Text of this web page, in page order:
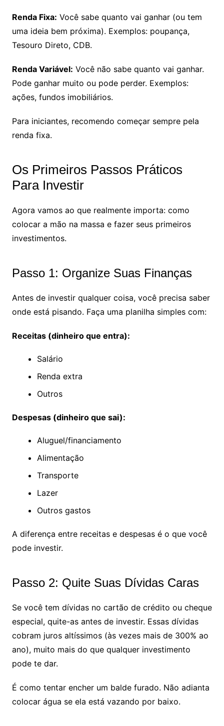
Renda Fixa: Você sabe quanto vai ganhar (ou tem
uma ideia bem próxima). Exemplos: poupança,
Tesouro Direto, CDB.
Renda Variável: Você não sabe quanto vai ganhar.
Pode ganhar muito ou pode perder. Exemplos:
ações, fundos imobiliários.
Para iniciantes, recomendo começar sempre pela
renda fixa.
Os Primeiros Passos Práticos
Para Investir
Agora vamos ao que realmente importa: como
colocar a mão na massa e fazer seus primeiros
investimentos.
Passo 1: Organize Suas Finanças
Antes de investir qualquer coisa, você precisa saber
onde está pisando. Faça uma planilha simples com:
Receitas (dinheiro que entra):
Salário
Renda extra
Outros
Despesas (dinheiro que sai):
Aluguel/financiamento
Alimentação
Transporte
Lazer
Outros gastos
A diferença entre receitas e despesas é o que você
pode investir.
Passo 2: Quite Suas Dívidas Caras
Se você tem dívidas no cartão de crédito ou cheque
especial, quite-as antes de investir. Essas dívidas
cobram juros altíssimos (às vezes mais de 300% ao
ano), muito mais do que qualquer investimento
pode te dar.
É como tentar encher um balde furado. Não adianta
colocar água se ela está vazando por baixo.